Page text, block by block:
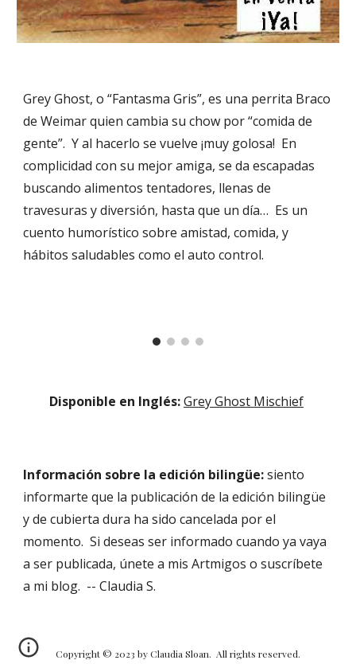
Grey Ghost, o “Fantasma Gris”, es una perrita Braco
de Weimar quien cambia su chow por “comida de
gente”. Y al hacerlose vuelve ¡muy golosa! En
complicidad con su mejor amiga, se da escapadas
buscando alimentos tentadores, llenas de
travesuras y diversión, hasta que un día… Es un
cuento humorístico sobre amistad, comida, y
hábitos saludables como el auto control.
Disponible en Inglés:Grey Ghost Mischief
Información sobre la edición bilingüe:siento
informarte que la publicación de la edición bilingüe
y de cubierta dura ha sido cancelada por el
momento. Si deseas ser informado cuando ya vaya
a ser publicada, únete a mis Artmigos o suscríbete
a mi blog. -- Claudia S.
Copyright © 2023 by Claudia Sloan. All rights reserved.